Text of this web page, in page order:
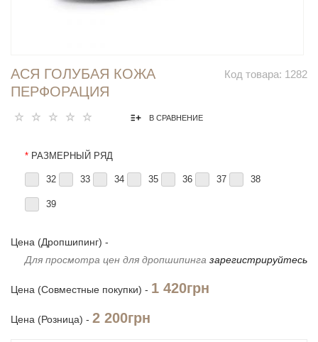
Код товара: 1282
АСЯ ГОЛУБАЯ КОЖА
ПЕРФОРАЦИЯ
В СРАВНЕНИЕ
* РАЗМЕРНЫЙ РЯД
32 33 34 35 36 37 38
39
Цена (Дропшипинг) -
Для просмотра цен для дропшипинга зарегистрируйтесь
Цена (Совместные покупки) - 1 420грн
Цена (Розница) - 2 200грн